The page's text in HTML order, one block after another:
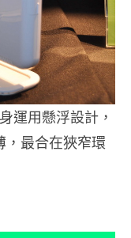
運用懸浮設計，
，最合在狹窄環